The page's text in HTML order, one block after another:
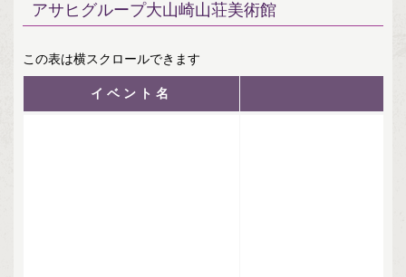
アサヒグループ大山崎山荘美術館
イベント名